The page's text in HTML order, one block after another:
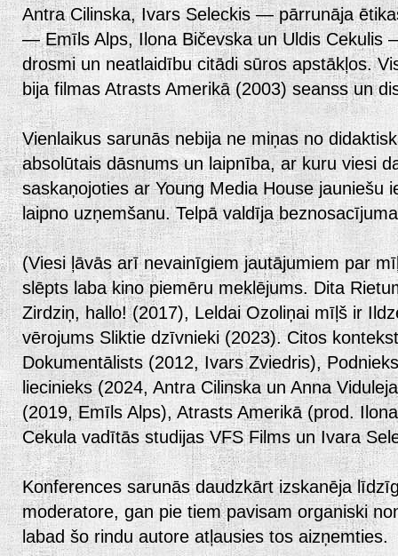
Antra Cilinska, Ivars Seleckis — pārrunāja
— Emīls Alps, Ilona Bičevska un Uldis Cekulis
drosmi un neatlaidību citādi sūros apstākļos.
bija filmas Atrasts Amerikā (2003) seanss un
Vienlaikus sarunās nebija ne miņas no
absolūtais dāsnums un laipnība, ar kuru viesi
saskaņojoties ar Young Media House jauniešu
laipno uzņemšanu. Telpā valdīja
(Viesi ļāvās arī nevainīgiem jautājumiem par
slēpts laba kino piemēru meklējums. Dita
Zirdziņ, hallo! (2017), Leldai Ozoliņai mīļš ir
vērojums Sliktie dzīvnieki (2023). Citos
Dokumentālists (2012, Ivars Zviedris),
liecinieks (2024, Antra Cilinska un Anna
(2019, Emīls Alps), Atrasts Amerikā (prod.
Cekula vadītās studijas VFS Films un Ivara
Konferences sarunās daudzkārt izskanēja
moderatore, gan pie tiem pavisam organiski
labad šo rindu autore atļausies tos aizņemties.